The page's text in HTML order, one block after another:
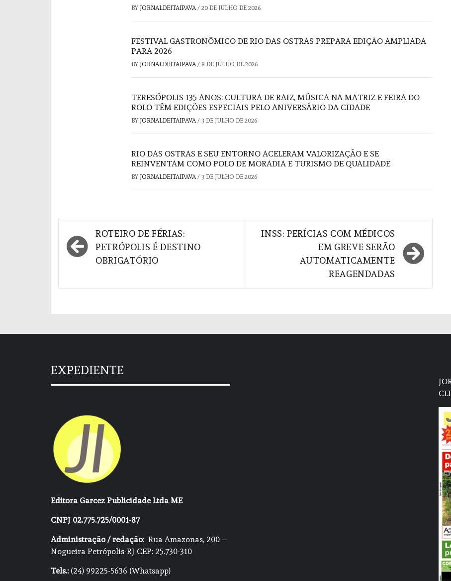
BY JORNALDEITAIPAVA / 20 DE JULHO DE 2026
FESTIVAL GASTRONÔMICO DE RIO DAS OSTRAS PREPARA EDIÇÃO AMPLIADA
PARA 2026
BY JORNALDEITAIPAVA / 8 DE JULHO DE 2026
TERESÓPOLIS 135 ANOS: CULTURA DE RAIZ, MÚSICA NA MATRIZ E FEIRA DO
ROLO TÊM EDIÇÕES ESPECIAIS PELO ANIVERSÁRIO DA CIDADE
BY JORNALDEITAIPAVA / 3 DE JULHO DE 2026
RIO DAS OSTRAS E SEU ENTORNO ACELERAM VALORIZAÇÃO E SE
REINVENTAM COMO POLO DE MORADIA E TURISMO DE QUALIDADE
BY JORNALDEITAIPAVA / 3 DE JULHO DE 2026
Navegação
de
ROTEIRO DE FÉRIAS:
PETRÓPOLIS É DESTINO
OBRIGATÓRIO
INSS: PERÍCIAS COM MÉDICOS
EM GREVE SERÃO
AUTOMATICAMENTE
REAGENDADAS
EXPEDIENTE
Editora Garcez Publicidade Ltda ME
CNPJ 02.775.725/0001-87
Administração / redação: Rua Amazonas, 200 –
Nogueira Petrópolis-RJ CEP: 25.730-310
Tels.:(24) 99225-5636 (Whatsapp)